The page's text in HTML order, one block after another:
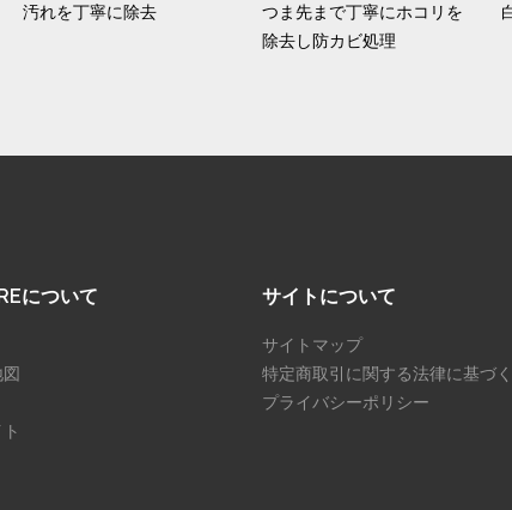
汚れを丁寧に除去
つま先まで丁寧にホコリを
除去し防カビ処理
について サイトについて
サイトマップ
特定商取引に関する法律に基づ
プライバシーポリシー